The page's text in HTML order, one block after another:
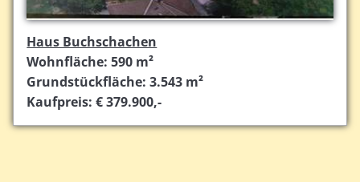
Haus Buchschachen
Wohnfläche: 590 m²
Grundstückfläche: 3.543 m²
Kaufpreis: € 379.900,-